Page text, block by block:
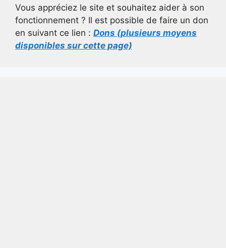
Vous appréciez le site et souhaitez aider à son
fonctionnement ? Il est possible de faire un don
en suivant ce lien : Dons (plusieurs moyens
disponibles sur cette page)